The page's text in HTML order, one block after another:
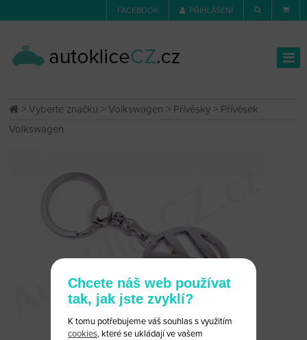
FACEBOOK PŘIHLÁŠENÍ
>Vyberte značku >Volkswagen > Přívěsky > Přívěsek
Volkswagen
Chcete náš web používat
tak, jak jste zvyklí?
K tomu potřebujeme váš souhlas s využitím
cookies, které se ukládají ve vašem